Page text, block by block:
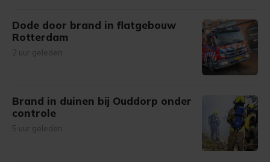
Dode door brand in flatgebouw
Rotterdam
2 uur geleden
Brand in duinen bij Ouddorp onder
controle
5 uur geleden